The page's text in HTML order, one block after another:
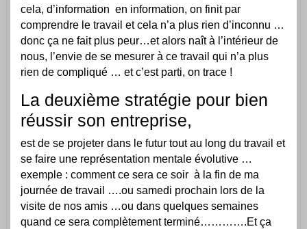
cela, d’information en information, on finit par
comprendre le travail et cela n’a plus rien d’inconnu …
donc ça ne fait plus peur…et alors naît à l’intérieur de
nous, l’envie de se mesurer à ce travail qui n’a plus
rien de compliqué … et c’est parti, on trace !
La deuxième stratégie pour bien
réussir son entreprise,
est de se projeter dans le futur tout au long du travail et
se faire une représentation mentale évolutive …
exemple : comment ce sera ce soir à la fin de ma
journée de travail ….ou samedi prochain lors de la
visite de nos amis …ou dans quelques semaines
quand ce sera complètement terminé………….Et ça